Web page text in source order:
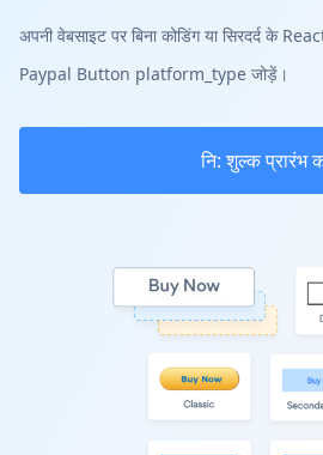
अपनी वेबसाइट पर बिना कोडिंग या सिरदर्द के
Paypal Button platform_type जोड़ें।
नि: शुल्क प्रारंभ